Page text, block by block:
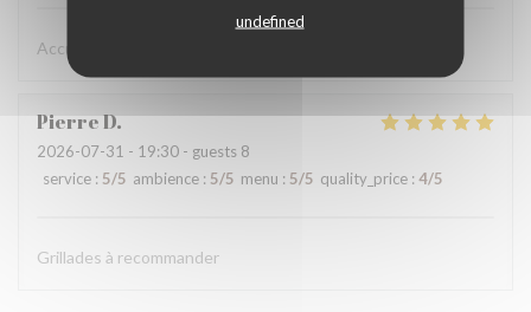
undefined
Accueil chaleureux , professionnel
PierreD
2026-07-31 - 19:30 - guests 8
service : 5/5 ambience : 5/5 menu : 5/5 quality_price : 4/5
Grillades à recommander